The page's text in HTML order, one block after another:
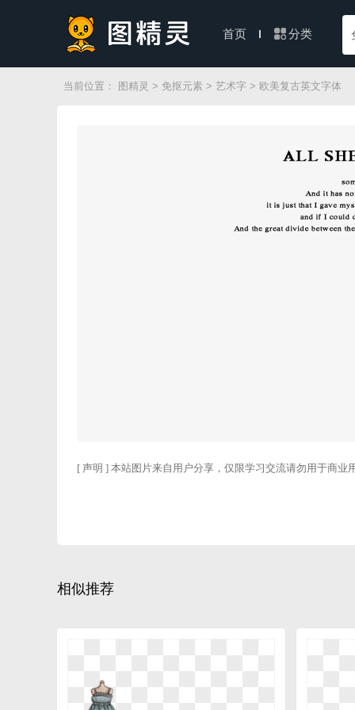
首页 分类
当前位置： 图精灵 > 免抠元素 > 艺术字 > 欧美复古英文字体
[ 声明 ] 本站图片来自用户分享，仅限学习交流请勿用于商业
相似推荐